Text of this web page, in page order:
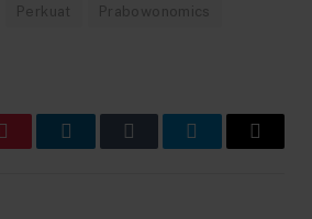
Perkuat Prabowonomics
PinterestLinkedInTumblr TelegramEmail